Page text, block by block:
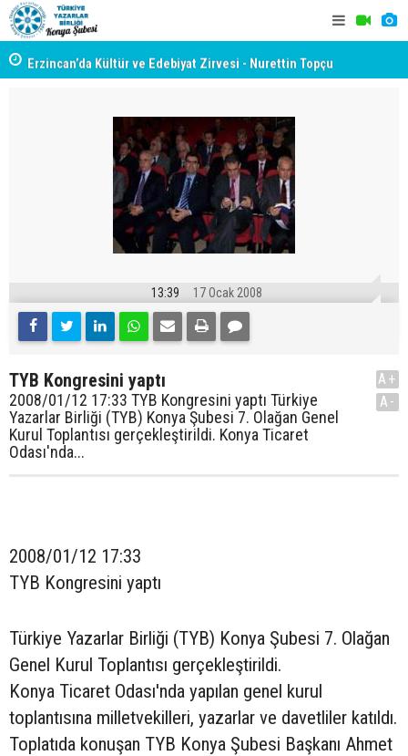
Erzincan’da Kültür ve Edebiyat Zirvesi - Nurettin Topçu
13:39 17 Ocak 2008
TYB Kongresini yaptı
2008/01/12 17:33 TYB Kongresini yaptı Türkiye
Yazarlar Birliği (TYB) Konya Şubesi 7. Olağan Genel
Kurul Toplantısı gerçekleştirildi. Konya Ticaret
Odası'nda...
A+
A-
2008/01/12 17:33
TYB Kongresini yaptı
Türkiye Yazarlar Birliği (TYB) Konya Şubesi 7. Olağan
Genel Kurul Toplantısı gerçekleştirildi.
Konya Ticaret Odası'nda yapılan genel kurul
toplantısına milletvekilleri, yazarlar ve davetliler katıldı.
Toplatıda konuşan TYB Konya Şubesi Başkanı Ahmet